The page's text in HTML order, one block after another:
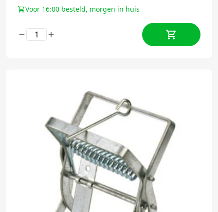
Voor 16:00 besteld, morgen in huis